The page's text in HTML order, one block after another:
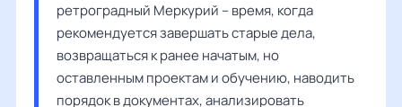
ретроградный Меркурий – время, когда
рекомендуется завершать старые дела,
возвращаться к ранее начатым, но
оставленным проектам и обучению, наводить
порядок в документах, анализировать